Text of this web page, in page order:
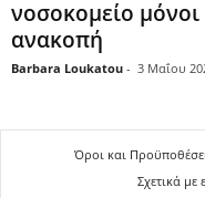
νοσοκομείο
ανακοπή
Barbara Loukatou - 3 Μαΐου
Όροι και
Σχετικά με